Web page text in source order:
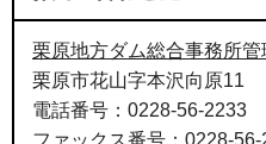
栗原地方ダム総合事務所
栗原市花山字本沢向原11
電話番号：0228-56-2233
ファックス番号：0228-56-